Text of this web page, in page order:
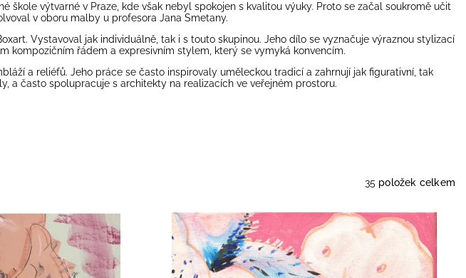
výtvarné v Praze, kde však nebyl spokojen s kvalitou výuky. Proto se začal soukromě učit
v oboru malby u profesora Jana Smetany.
Vystavoval jak individuálně, tak i s touto skupinou. Jeho dílo se vyznačuje výraznou stylizací
kompozičním řádem a expresivním stylem, který se vymyká konvencím.
a reliéfů. Jeho práce se často inspirovaly uměleckou tradicí a zahrnují jak figurativní, tak
a často spolupracuje s architekty na realizacích ve veřejném prostoru.
35 položek celkem